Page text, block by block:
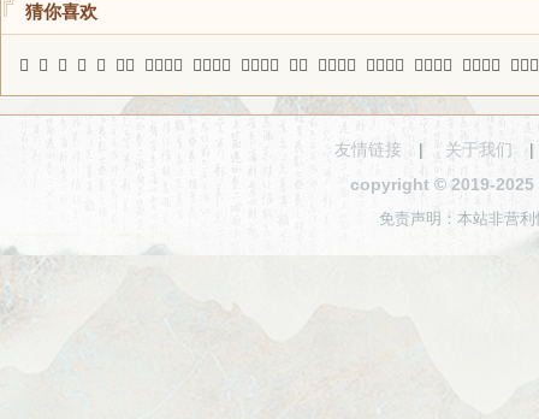
猜你喜欢
𤾕 嚭 䫚 逓 架 官荫 截然不同 溪壑无厌 不辨菽麦 大谷 转忧为喜 闪亮登场 甘瓜苦蒂 猱搔虎痒 眼福
友情链接 | 关于我们
copyright © 2019-2025
免责声明：本站非营